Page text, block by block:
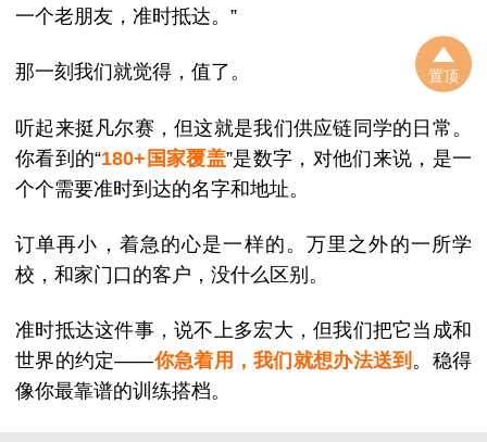
一个老朋友，准时抵达。”
那一刻我们就觉得，值了。
听起来挺凡尔赛，但这就是我们供应链同学的日常。
你看到的“180+国家覆盖”是数字，对他们来说，是一
个个需要准时到达的名字和地址。
订单再小，着急的心是一样的。万里之外的一所学
校，和家门口的客户，没什么区别。
准时抵达这件事，说不上多宏大，但我们把它当成和
世界的约定——你急着用，我们就想办法送到 。稳得
像你最靠谱的训练搭档。
置顶